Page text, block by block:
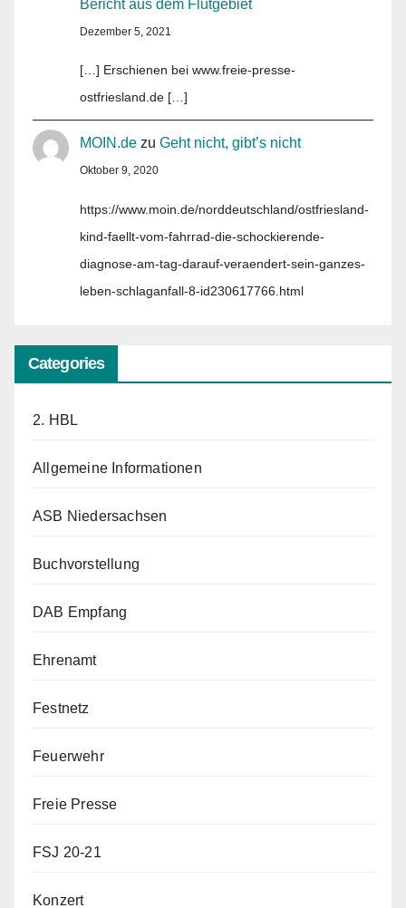
Bericht aus dem Flutgebiet
Dezember 5, 2021
[…] Erschienen bei www.freie-presse-
ostfriesland.de […]
MOIN.de zu Geht nicht, gibt’s nicht
Oktober 9, 2020
https://www.moin.de/norddeutschland/ostfriesland-
kind-faellt-vom-fahrrad-die-schockierende-
diagnose-am-tag-darauf-veraendert-sein-ganzes-
leben-schlaganfall-8-id230617766.html
Categories
2. HBL
Allgemeine Informationen
ASB Niedersachsen
Buchvorstellung
DAB Empfang
Ehrenamt
Festnetz
Feuerwehr
Freie Presse
FSJ 20-21
Konzert